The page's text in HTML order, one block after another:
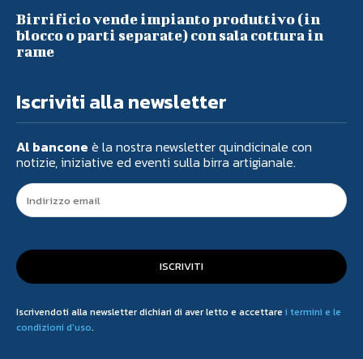
Birrificio vende impianto produttivo (in
blocco o parti separate) con sala cottura in
rame
Iscriviti alla newsletter
Al bancone è la nostra newsletter quindicinale con
notizie, iniziative ed eventi sulla birra artigianale.
ISCRIVITI
Iscrivendoti alla newsletter dichiari di aver letto e accettare i termini e le
condizioni d'uso.